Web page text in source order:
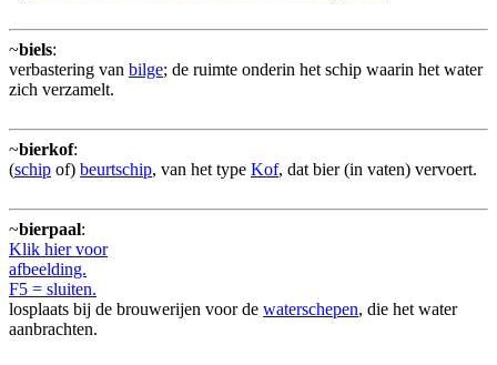
~biels:
verbastering van bilge; de ruimte onderin het schip waarin het water
zich verzamelt.
~bierkof:
(schip of) beurtschip, van het type Kof, dat bier (in vaten) vervoert.
~bierpaal:
Klik hier voor
afbeelding.
F5 = sluiten.
losplaats bij de brouwerijen voor de waterschepen, die het water
aanbrachten.